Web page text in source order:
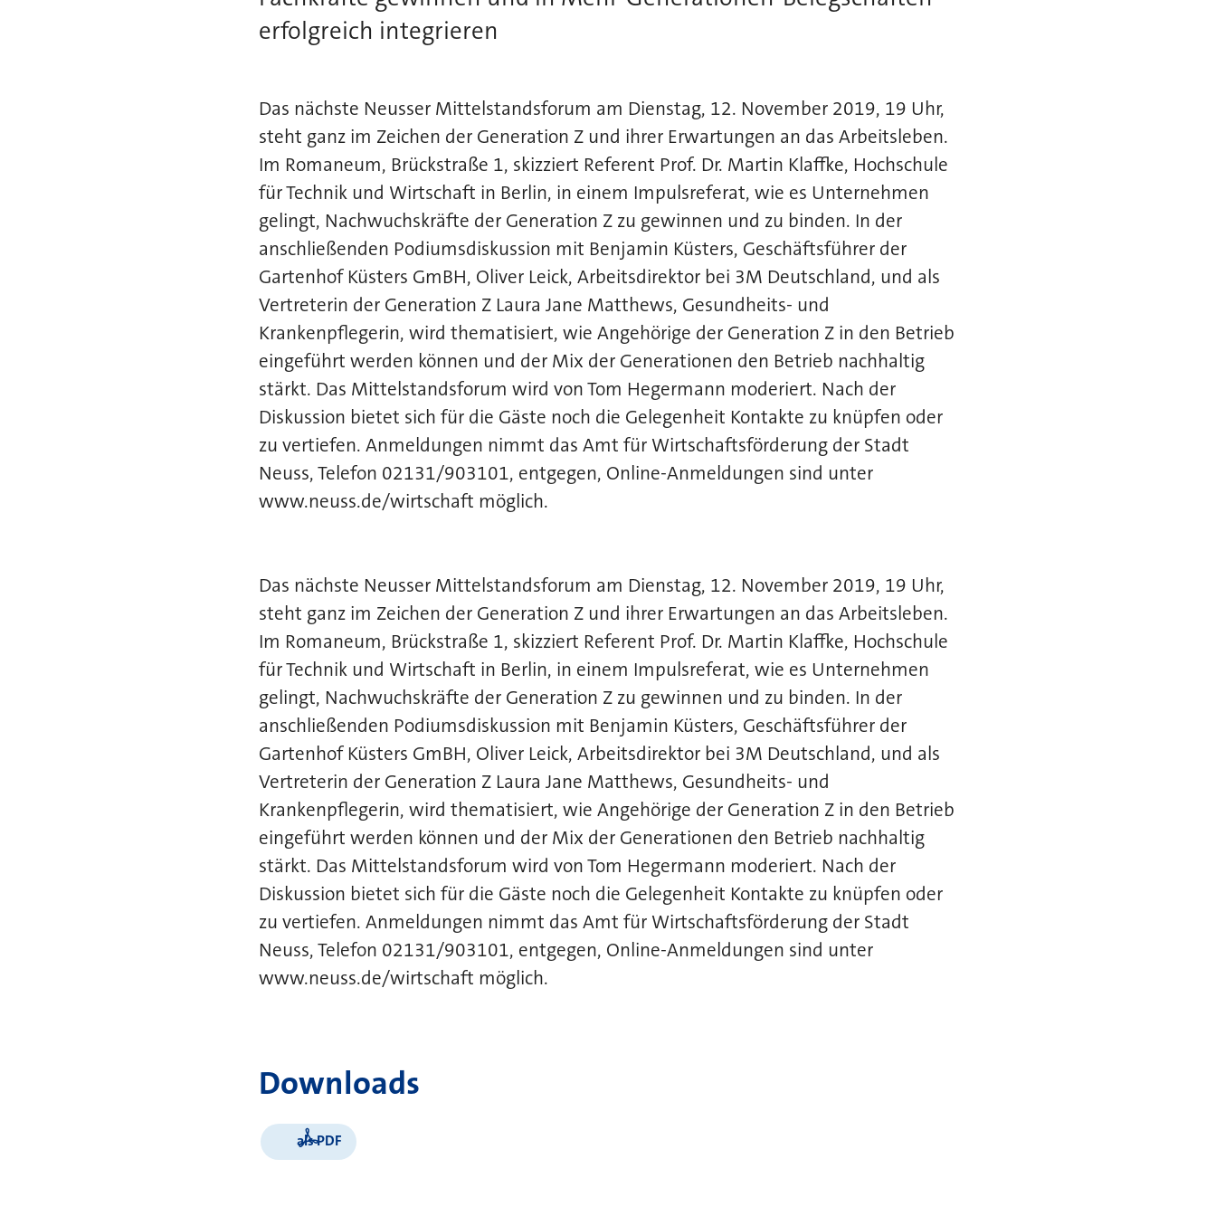
erfolgreich integrieren
Das nächste Neusser Mittelstandsforum am Dienstag, 12. November 2019, 19 Uhr,
steht ganz im Zeichen der Generation Z und ihrer Erwartungen an das Arbeitsleben.
Im Romaneum, Brückstraße 1, skizziert Referent Prof. Dr. Martin Klaffke, Hochschule
für Technik und Wirtschaft in Berlin, in einem Impulsreferat, wie es Unternehmen
gelingt, Nachwuchskräfte der Generation Z zu gewinnen und zu binden. In der
anschließenden Podiumsdiskussion mit Benjamin Küsters, Geschäftsführer der
Gartenhof Küsters GmBH, Oliver Leick, Arbeitsdirektor bei 3M Deutschland, und als
Vertreterin der Generation Z Laura Jane Matthews, Gesundheits- und
Krankenpflegerin, wird thematisiert, wie Angehörige der Generation Z in den Betrieb
eingeführt werden können und der Mix der Generationen den Betrieb nachhaltig
stärkt. Das Mittelstandsforum wird von Tom Hegermann moderiert. Nach der
Diskussion bietet sich für die Gäste noch die Gelegenheit Kontakte zu knüpfen oder
zu vertiefen. Anmeldungen nimmt das Amt für Wirtschaftsförderung der Stadt
Neuss, Telefon 02131/903101, entgegen, Online-Anmeldungen sind unter
www.neuss.de/wirtschaft möglich.
Das nächste Neusser Mittelstandsforum am Dienstag, 12. November 2019, 19 Uhr,
steht ganz im Zeichen der Generation Z und ihrer Erwartungen an das Arbeitsleben.
Im Romaneum, Brückstraße 1, skizziert Referent Prof. Dr. Martin Klaffke, Hochschule
für Technik und Wirtschaft in Berlin, in einem Impulsreferat, wie es Unternehmen
gelingt, Nachwuchskräfte der Generation Z zu gewinnen und zu binden. In der
anschließenden Podiumsdiskussion mit Benjamin Küsters, Geschäftsführer der
Gartenhof Küsters GmBH, Oliver Leick, Arbeitsdirektor bei 3M Deutschland, und als
Vertreterin der Generation Z Laura Jane Matthews, Gesundheits- und
Krankenpflegerin, wird thematisiert, wie Angehörige der Generation Z in den Betrieb
eingeführt werden können und der Mix der Generationen den Betrieb nachhaltig
stärkt. Das Mittelstandsforum wird von Tom Hegermann moderiert. Nach der
Diskussion bietet sich für die Gäste noch die Gelegenheit Kontakte zu knüpfen oder
zu vertiefen. Anmeldungen nimmt das Amt für Wirtschaftsförderung der Stadt
Neuss, Telefon 02131/903101, entgegen, Online-Anmeldungen sind unter
www.neuss.de/wirtschaft möglich.
Downloads
als PDF